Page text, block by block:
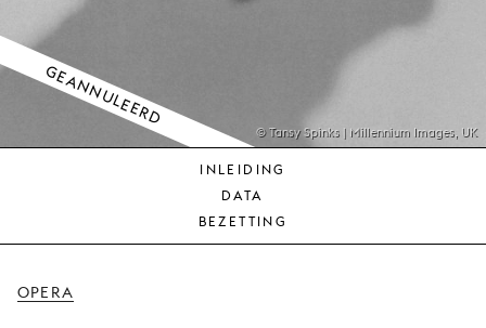
MUNT
© Tansy Spinks | Millennium Images, UK
GEANNULEERD
INLEIDING
DATA
BEZETTING
OPERA